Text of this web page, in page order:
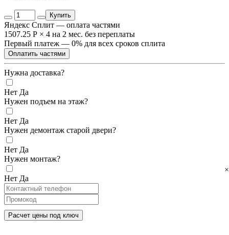
Купить
Яндекс Сплит — оплата частями
1507.25 Р × 4 на 2 мес. без переплаты
Первый платеж — 0% для всех сроков сплита
Оплатить частями
Нужна доставка?
Нет Да
Нужен подъем на этаж?
Нет Да
Нужен демонтаж старой двери?
Нет Да
Нужен монтаж?
Нет Да
Расчет цены под ключ
×